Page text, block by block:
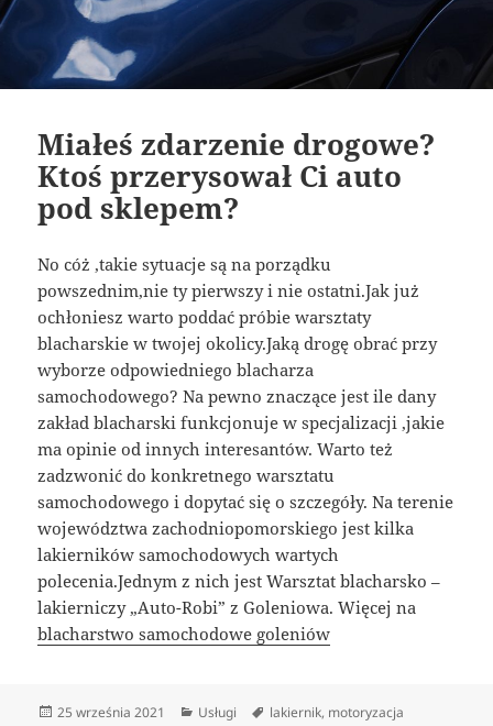
Miałeś zdarzenie drogowe?
Ktoś przerysował Ci auto
pod sklepem?
No cóż ,takie sytuacje są na porządku
powszednim,nie ty pierwszy i nie ostatni.Jak już
ochłoniesz warto poddać próbie warsztaty
blacharskie w twojej okolicy.Jaką drogę obrać przy
wyborze odpowiedniego blacharza
samochodowego? Na pewno znaczące jest ile dany
zakład blacharski funkcjonuje w specjalizacji ,jakie
ma opinie od innych interesantów. Warto też
zadzwonić do konkretnego warsztatu
samochodowego i dopytać się o szczegóły. Na terenie
województwa zachodniopomorskiego jest kilka
lakierników samochodowych wartych
polecenia.Jednym z nich jest Warsztat blacharsko –
lakierniczy „Auto-Robi” z Goleniowa. Więcej na
blacharstwo samochodowe goleniów
Data
25 września 2021 Kategorie
Usługi Tagi
lakiernik, motoryzacja